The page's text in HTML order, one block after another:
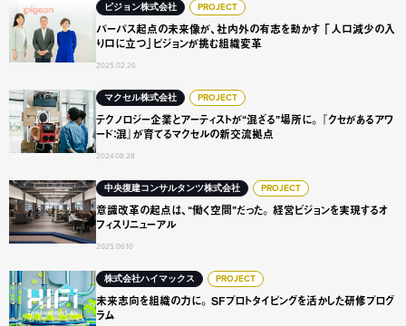
ピジョン株式会社 PROJECT
パーパス起点の未来像が、社内外の有志を動かす 「人口減少の入
り口に立つ」ピジョンが挑む組織変革
2025.02.26
パーパス起点の未来像が、社内外の有志を動かす 「人口減
マクセル株式会社 PROJECT
テクノロジー企業とアーティストが“混ざる”場所に。 『クセがあるアワ
ード：混』が育てるマクセルの新交流拠点
2024.08.28
テクノロジー企業とアーティストが“混ざる”場所に。 『ク
中央復建コンサルタンツ株式会社 PROJECT
意識改革の起点は、“働く空間”だった。 経営ビジョンを実現するオ
フィスリニューアル
2025.06.10
意識改革の起点は、“働く空間”だった。 経営ビジョンを実
株式会社ハイマックス PROJECT
未来志向を組織の力に。 SFプロトタイピングを活かした研修プログ
ラム
未来志向を組織の力に。 SFプロトタイピングを活かした研